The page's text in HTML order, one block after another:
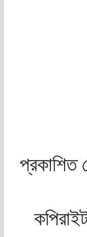
প্রকাশিত